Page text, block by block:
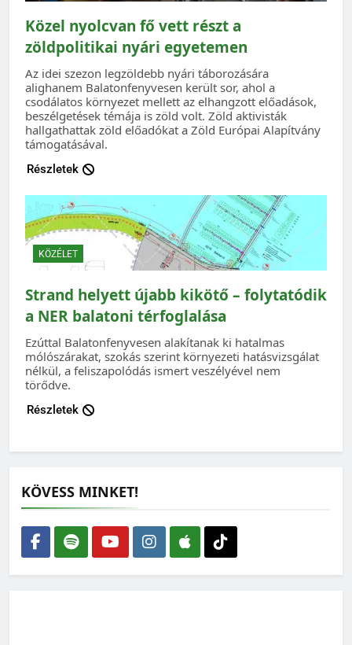
Közel nyolcvan fő vett részt a
zöldpolitikai nyári egyetemen
Az idei szezon legzöldebb nyári táborozására
alighanem Balatonfenyvesen került sor, ahol a
csodálatos környezet mellett az elhangzott előadások,
beszélgetések témája is zöld volt. Zöld aktivisták
hallgathattak zöld előadókat a Zöld Európai Alapítvány
támogatásával.
Részletek
KÖZÉLET
Strand helyett újabb kikötő – folytatódik
a NER balatoni térfoglalása
Ezúttal Balatonfenyvesen alakítanak ki hatalmas
mólószárakat, szokás szerint környezeti hatásvizsgálat
nélkül, a feliszapolódás ismert veszélyével nem
törődve.
Részletek
KÖVESS MINKET!